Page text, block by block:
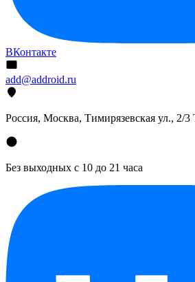
ВКонтакте
add@addroid.ru
Россия, Москва, Тимирязевская ул.,
Без выходных с 10 до 21 часа